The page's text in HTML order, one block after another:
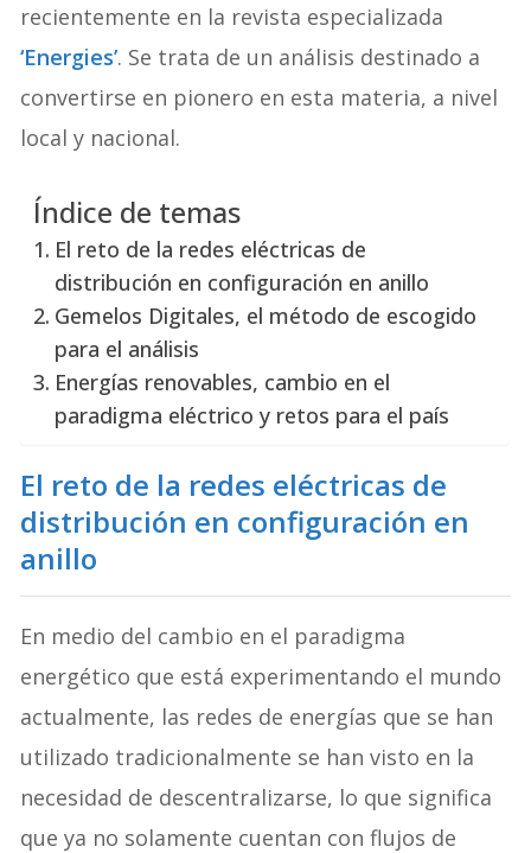
recientemente en la revista especializada
‘Energies’. Se trata de un análisis destinado a
convertirse en pionero en esta materia, a nivel
local y nacional.
Índice de temas
El reto de la redes eléctricas de
distribución en configuración en anillo
Gemelos Digitales, el método de escogido
para el análisis
Energías renovables, cambio en el
paradigma eléctrico y retos para el país
El reto de la redes eléctricas de
distribución en configuración en
anillo
En medio del cambio en el paradigma
energético que está experimentando el mundo
actualmente, las redes de energías que se han
utilizado tradicionalmente se han visto en la
necesidad de descentralizarse, lo que significa
que ya no solamente cuentan con flujos de